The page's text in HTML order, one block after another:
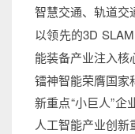
智慧交通、轨道交
以领先的3D
能装备产业注入核
镭神智能荣膺国家
新重点“小巨人”
人工智能产业创新